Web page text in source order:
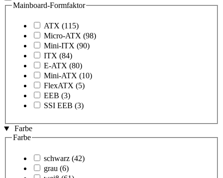
Mainboard-Formfaktor
ATX (115)
Micro-ATX (98)
Mini-ITX (90)
ITX (84)
E-ATX (80)
Mini-ATX (10)
FlexATX (5)
EEB (3)
SSI EEB (3)
Farbe
Farbe
schwarz (42)
grau (6)